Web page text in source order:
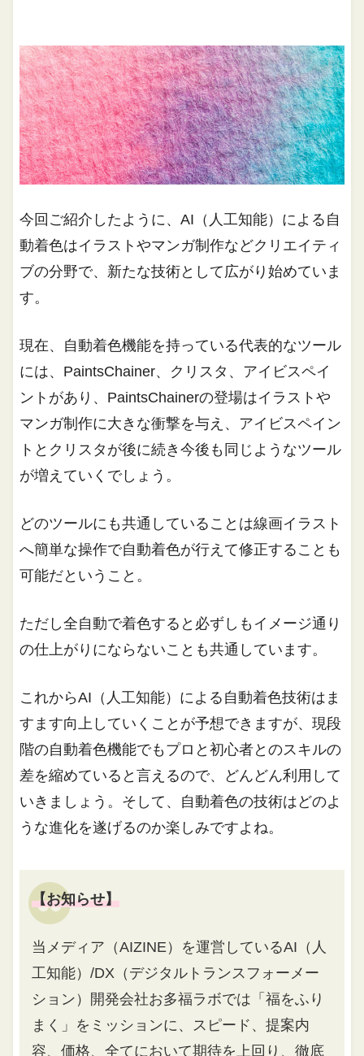
今回ご紹介したように、AI（人工知能）による自
動着色はイラストやマンガ制作などクリエイティ
ブの分野で、新たな技術として広がり始めていま
す。
現在、自動着色機能を持っている代表的なツール
には、PaintsChainer、クリスタ、アイビスペイ
ントがあり、PaintsChainerの登場はイラストや
マンガ制作に大きな衝撃を与え、アイビスペイン
トとクリスタが後に続き今後も同じようなツール
が増えていくでしょう。
どのツールにも共通していることは線画イラスト
へ簡単な操作で自動着色が行えて修正することも
可能だということ。
ただし全自動で着色すると必ずしもイメージ通り
の仕上がりにならないことも共通しています。
これからAI（人工知能）による自動着色技術はま
すます向上していくことが予想できますが、現段
階の自動着色機能でもプロと初心者とのスキルの
差を縮めていると言えるので、どんどん利用して
いきましょう。そして、自動着色の技術はどのよ
うな進化を遂げるのか楽しみですよね。
【お知らせ】
当メディア（AIZINE）を運営しているAI（人
工知能）/DX（デジタルトランスフォーメー
ション）開発会社お多福ラボでは「福をふり
まく」をミッションに、スピード、提案内
容、価格、全てにおいて期待を上回り、徹底